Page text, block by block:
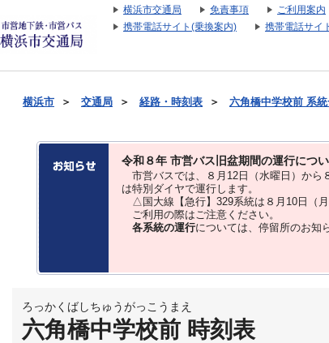
横浜市交通局 免責事項 ご利用案内
携帯電話サイト(乗換案内)
携帯電話サイ
横浜市 ＞ 交通局 ＞ 経路・時刻表 ＞ 六角橋中学校前 系
令和８年 市営バス旧盆期間の運行につ
市営バスでは、８⽉12⽇（水曜日）から
は特別ダイヤで運⾏します。
△国大線【急行】329系統は８月10日（月
ご利用の際はご注意ください。
各系統の運行については、停留所のお知
ろっかくばしちゅうがっこうまえ
六角橋中学校前 時刻表